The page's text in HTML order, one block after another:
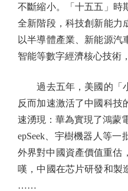
不斷縮小。「十五五」時
全新階段，科技創新能力
以半導體產業、新能源汽
智能等數字經濟核心技術
過去五年，美國的「小
反而加速激活了中國科技
速湧現：華為實現了鴻蒙
epSeek、宇樹機器人等
外界對中國資產價值重估
嘆，中國在芯片研發和製
……